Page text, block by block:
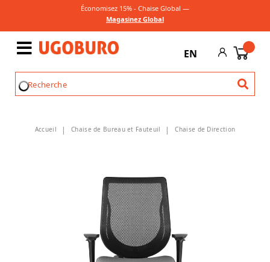
Économisez 15% - Chaise Global —
Magasinez Global
EN
Accueil Chaise de Bureau et Fauteuil Chaise de Direction